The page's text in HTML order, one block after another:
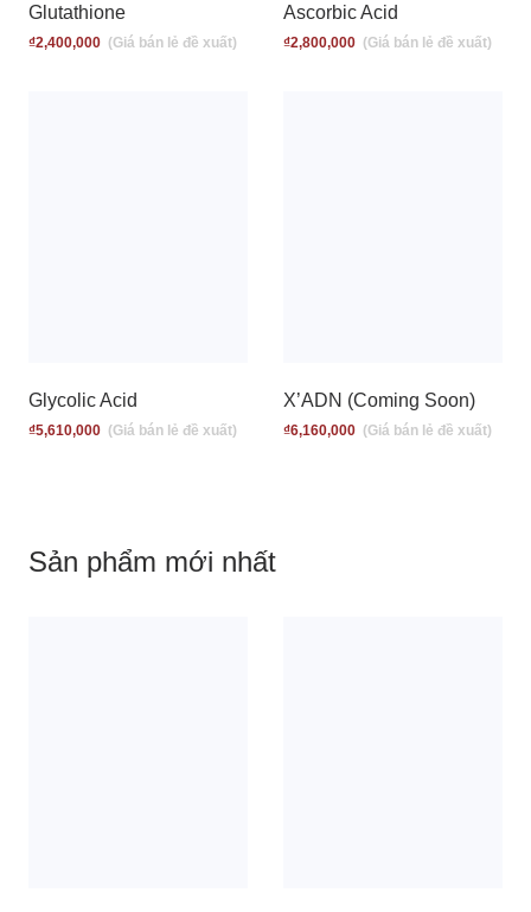
Glutathione
₫2,400,000
Ascorbic Acid
₫2,800,000
Glycolic Acid
₫5,610,000
X’ADN (Coming Soon)
₫6,160,000
Sản phẩm mới nhất